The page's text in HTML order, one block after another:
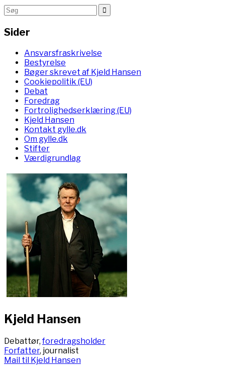
Sider
Ansvarsfraskrivelse
Bestyrelse
Bøger skrevet af Kjeld Hansen
Cookiepolitik (EU)
Debat
Foredrag
Fortrolighedserklæring (EU)
Kjeld Hansen
Kontakt gylle.dk
Om gylle.dk
Stifter
Værdigrundlag
Kjeld Hansen
Debattør,foredragsholder
Forfatter, journalist
Mail til Kjeld Hansen